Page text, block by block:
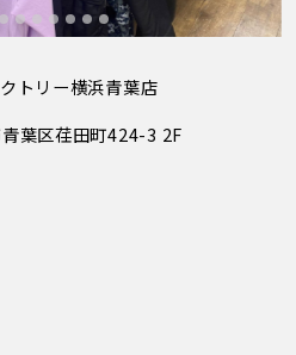
トリー横浜青葉店
葉区荏田町424-3 2F